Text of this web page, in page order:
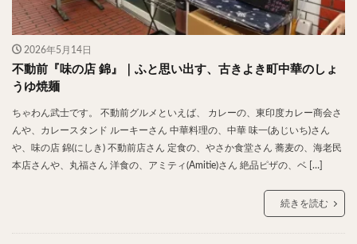
2026年5月14日
不動前『味の店 錦』｜ふと思い出す、古きよき町中華のしょ
うゆ焼麺
ちゃわん武士です。 不動前グルメといえば、 カレーの、東印度カレー商会さ
んや、カレースタンド ルーキーさん 中華料理の、中華 味一(あじいち)さん
や、味の店 錦(にしき) 不動前店さん 定食の、やさか食堂さん 蕎麦の、海老民
本店さんや、丸福さん 洋食の、アミティ(Amitie)さん 絶品ピザの、ベ […]
続きを読む
高円寺 高田馬場 麻布十番 代々木 目黒
恵比寿 赤坂 丼もの 抹茶 牛丼
ロールキャベツ フレンチトースト おにぎり
ビール
チョコレート 串かつ 水炊き ビビンバ
クロワッサン スイーツ 鴨肉 テイクアウト